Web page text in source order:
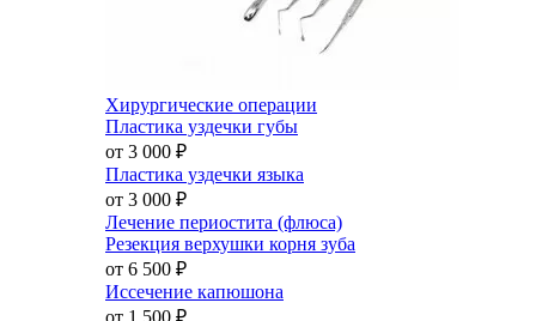
Хирургические операции
Пластика уздечки губы
от 3 000 ₽
Пластика уздечки языка
от 3 000 ₽
Лечение периостита (флюса)
Резекция верхушки корня зуба
от 6 500 ₽
Иссечение капюшона
от 1 500 ₽